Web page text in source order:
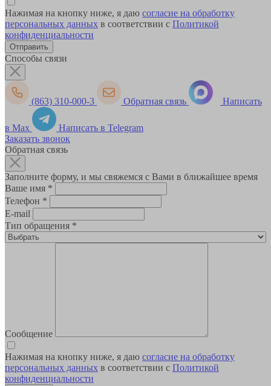
Нажимая на кнопку ниже, я даю согласие на обработку
персональных данных в соответствии с Политикой
конфиденциальности
Способы связи
(863) 310-000-3 Обратная связь Написать
в Max
Написать в Telegram
Заказать звонок
Обратная связь
Заполните форму, и мы свяжемся с Вами в ближайшее время
Ваше имя *
Телефон *
E-mail
Тип обращения *
Сообщение
Нажимая на кнопку ниже, я даю согласие на обработку
персональных данных в соответствии с Политикой
конфиденциальности